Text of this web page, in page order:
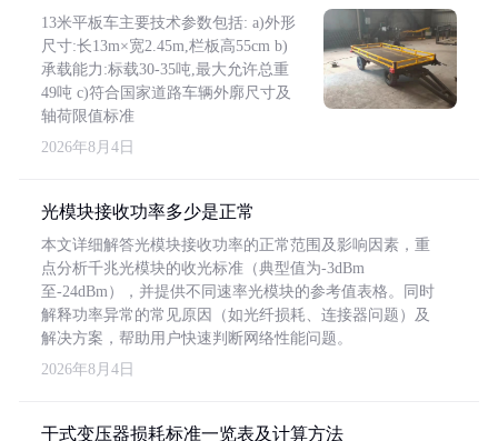
13米平板车主要技术参数包括: a)外形
尺寸:长13m×宽2.45m,栏板高55cm b)
承载能力:标载30-35吨,最大允许总重
49吨 c)符合国家道路车辆外廓尺寸及
轴荷限值标准
2026年8月4日
光模块接收功率多少是正常
本文详细解答光模块接收功率的正常范围及影响因素，重
点分析千兆光模块的收光标准（典型值为-3dBm
至-24dBm），并提供不同速率光模块的参考值表格。同时
解释功率异常的常见原因（如光纤损耗、连接器问题）及
解决方案，帮助用户快速判断网络性能问题。
2026年8月4日
干式变压器损耗标准一览表及计算方法